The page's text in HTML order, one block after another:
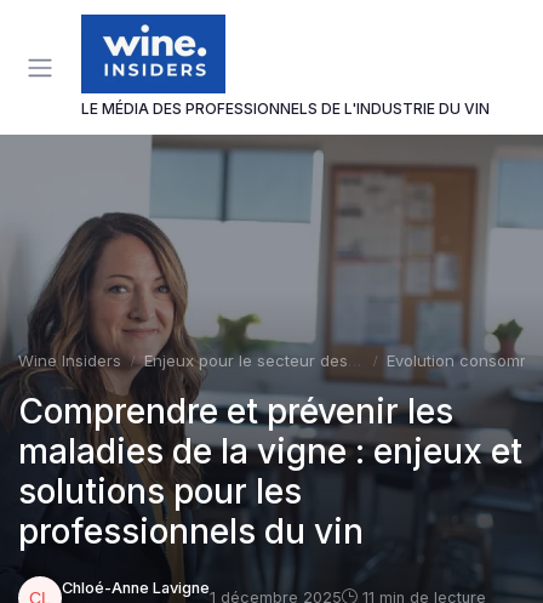
LE MÉDIA DES PROFESSIONNELS DE L'INDUSTRIE DU VIN
Wine Insiders Enjeux pour le secteur des vins et spiritueux Evolution
Comprendre et prévenir les
maladies de la vigne : enjeux et
solutions pour les
professionnels du vin
Chloé-Anne Lavigne
1 décembre 2025 11 min de lecture
Panneau de gestion des cookies